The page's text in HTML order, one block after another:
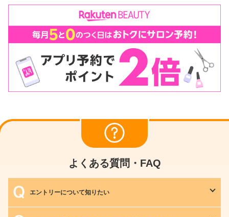
よくある質問・FAQ
エントリーについて知りたい